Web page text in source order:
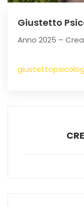
Giustetto
Anno 2025 –